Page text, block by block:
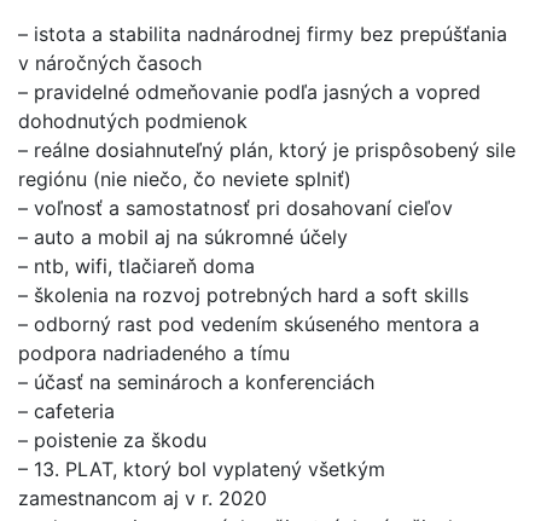
– istota a stabilita nadnárodnej firmy bez prepúšťania
v náročných časoch
– pravidelné odmeňovanie podľa jasných a vopred
dohodnutých podmienok
– reálne dosiahnuteľný plán, ktorý je prispôsobený sile
regiónu (nie niečo, čo neviete splniť)
– voľnosť a samostatnosť pri dosahovaní cieľov
– auto a mobil aj na súkromné účely
– ntb, wifi, tlačiareň doma
– školenia na rozvoj potrebných hard a soft skills
– odborný rast pod vedením skúseného mentora a
podpora nadriadeného a tímu
– účasť na seminároch a konferenciách
– cafeteria
– poistenie za škodu
– 13. PLAT, ktorý bol vyplatený všetkým
zamestnancom aj v r. 2020